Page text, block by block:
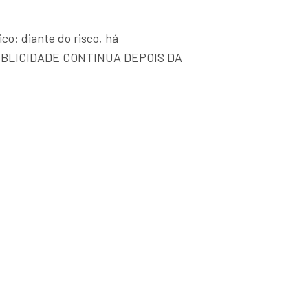
diante do risco, há
CONTINUA DEPOIS DA